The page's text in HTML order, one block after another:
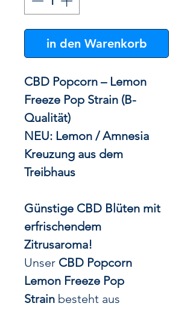
in den Warenkorb
CBD Popcorn – Lemon
Freeze Pop Strain (B-
Qualität)
NEU: Lemon / Amnesia
Kreuzung aus dem
Treibhaus
Günstige CBD Blüten mit
erfrischendem
Zitrusaroma!
Unser CBD Popcorn
Lemon Freeze Pop
Strain besteht aus